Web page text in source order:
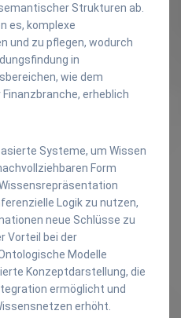
Strukturen ab.
es, komplexe
und zu pflegen, wodurch
in
wie dem
erheblich
Systeme, um Wissen
Form
Logik zu nutzen,
neue Schlüsse zu
Vorteil bei der
Modelle
Konzeptdarstellung, die
ermöglicht und
erhöht.